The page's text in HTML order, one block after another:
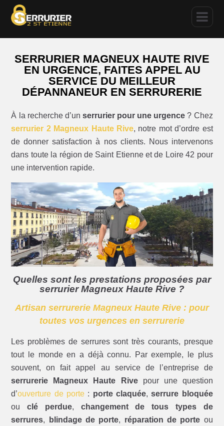
SERRURIER MAGNEUX HAUTE RIVE
EN URGENCE, FAITES APPEL AU
SERVICE DU MEILLEUR
DÉPANNANEUR EN SERRURERIE
À la recherche d’un serrurier pour une urgence ? Chez
serrurier 2 Magneux Haute Rive, notre mot d’ordre est
de donner satisfaction à nos clients. Nous intervenons
dans toute la région de Saint Etienne et de Loire 42 pour
une intervention rapide.
Quelles sont les prestations proposées par
serrurier Magneux Haute Rive ?
Artisan serrurerie Magneux Haute Rive : pour
toutes vos urgences en serrurerie
Les problèmes de serrures sont très courants, presque
tout le monde en a déjà connu. Par exemple, le plus
souvent, on fait appel au service de l’entreprise de
serrurerie Magneux Haute Rivepour une question
d’ouverture de porte : porte claquée,serrure bloquée
ouclé perdue, changement de tous types de
serrures, blindage de porte, réparation de porte ou